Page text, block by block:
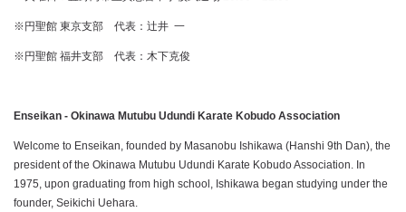
※円聖館 東京支部 代表：辻井 一
※円聖館 福井支部 代表：木下克俊
Enseikan - Okinawa Mutubu Udundi Karate Kobudo Association
Welcome to Enseikan, founded by Masanobu Ishikawa (Hanshi 9th Dan), the
president of the Okinawa Mutubu Udundi Karate Kobudo Association. In
1975, upon graduating from high school, Ishikawa began studying under the
founder, Seikichi Uehara.